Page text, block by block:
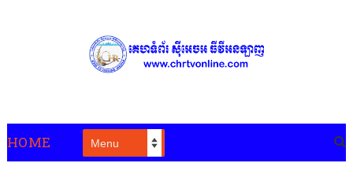
HOME